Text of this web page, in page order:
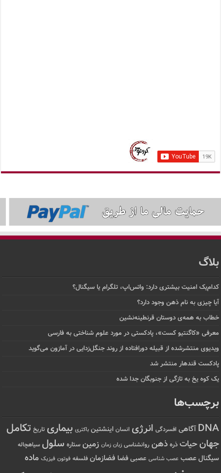
بلاگ
کدام‌یک امنیت بیشتری دارد: واتس‌اپ، تلگرام یا سیگنال؟
آیا چیزی به نام ذهن وجود دارد؟
خطاب به همه‌ی دوستان قرنطینه‌نشین
معرفی «کاگنتیو کست»، پادکستی در مورد علوم شناختی به فارسی
ویدیوی منتشرشده از قبیله دورافتاده‌ از روند جنگل‌زدایی در آمازون می‌گوید
پادکست قندهار منتشر شد
یک کوه یخ به تازگی از جنوبگان جدا شده
برچسب‌ها
DNA آگاهی افسردگی انرژی انسان اینشتین باکتری بیماری تاریخ تکامل
جهانحیات ذره ذهن روانشناسی زبان زمان زمین ستاره سلول سیاهچاله
سیگنال عصب عصب شناسی عصبی فضا فضازمان فلسفه فوتون فیزیک ماده